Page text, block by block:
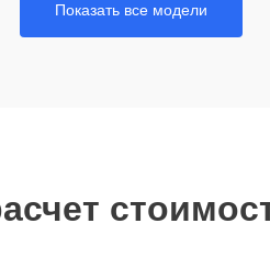
Показать все модели